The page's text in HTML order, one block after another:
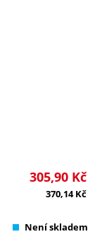
305,90 Kč
370,14Kč
Není skladem